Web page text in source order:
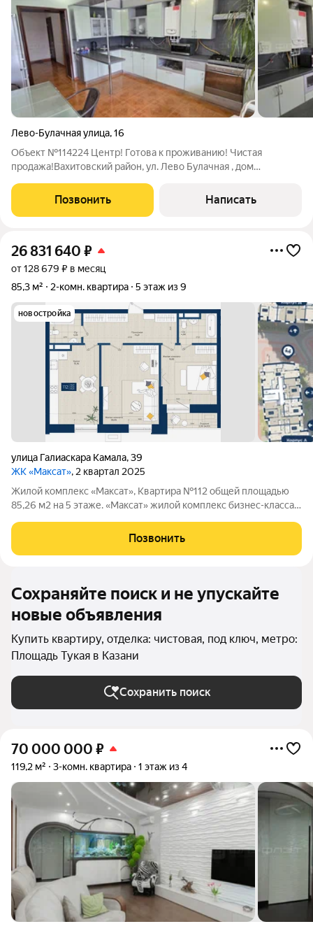
Лево-Булачная улица,16
Объект №114224 Центр! Готова к проживанию! Чистая
продажа!Вахитовский район, ул. Лево Булачная , дом
индивидуальным отоплением ( установлен двухконтурный
котел) на 3/4 этажного кирпичного
Позвонить Написать
26 831 640 ₽
от 128 679 ₽ в месяц
85,3 м²
2-комн. квартира 5 этаж из 9
новостройка
улица Галиаскара Камала,39
ЖК «Максат», 2 квартал 2025
Жилой комплекс «Максат», Квартира №112 общей площадью
85,26 м2 на 5 этаже. «Максат» жилой комплекс бизнес-клаcсa в
и нужное для жизни рядом: детские сады и школы, крупные
транспортные развязки,
Позвонить
Сохраняйте поиск и не упускайте
новые объявления
Купить квартиру, отделка: чистовая, под ключ, метро:
Площадь Тукая в Казани
Сохранить поиск
70 000 000 ₽
119,2 м² 3-комн. квартира 1 этаж из 4